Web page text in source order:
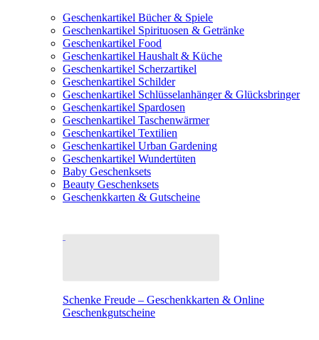
Geschenkartikel Bücher & Spiele
Geschenkartikel Spirituosen & Getränke
Geschenkartikel Food
Geschenkartikel Haushalt & Küche
Geschenkartikel Scherzartikel
Geschenkartikel Schilder
Geschenkartikel Schlüsselanhänger & Glücksbringer
Geschenkartikel Spardosen
Geschenkartikel Taschenwärmer
Geschenkartikel Textilien
Geschenkartikel Urban Gardening
Geschenkartikel Wundertüten
Baby Geschenksets
Beauty Geschenksets
Geschenkkarten & Gutscheine
Schenke Freude – Geschenkkarten & Online
Geschenkgutscheine